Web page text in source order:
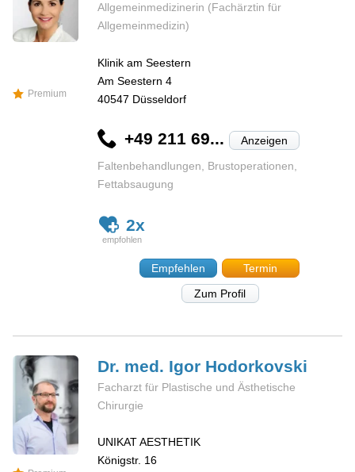
Premium
Allgemeinmedizinerin (Fachärztin für
Allgemeinmedizin)
Klinik am Seestern
Am Seestern 4
40547 Düsseldorf
+49 211 69... Anzeigen
Faltenbehandlungen, Brustoperationen,
Fettabsaugung
2x
Empfehlen
Termin
Zum Profil
Dr. med. Igor Hodorkovski
Facharzt für Plastische und Ästhetische
Chirurgie
UNIKAT AESTHETIK
Königstr. 16